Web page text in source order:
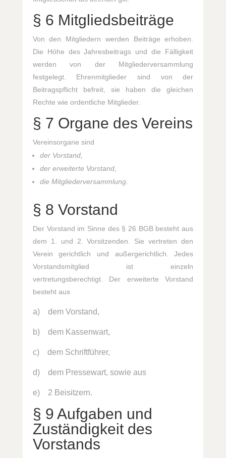
§ 6 Mitgliedsbeiträge
Von den Mitgliedern werden Beiträge erhoben.
Die Höhe des Jahresbeitrags und die Fälligkeit
werden von der Mitgliederversammlung
festgelegt. Ehrenmitglieder sind von der
Beitragspflicht befreit, sie haben die gleichen
Rechte wie ordentliche Mitglieder.
§ 7 Organe des Vereins
Vereinsorgane sind
der Vorstand,
der erweiterte Vorstand,
die Mitgliederversammlung.
§ 8 Vorstand
Der Vorstand im Sinne des § 26 BGB besteht aus
dem 1. und 2. Vorsitzenden. Sie vertreten den
Verein gerichtlich und außergerichtlich. Jedes
Vorstandsmitglied ist einzeln
vertretungsberechtigt. Der erweiterte Vorstand
besteht aus
a) dem Vorstand,
b) dem Kassenwart,
c) dem Schriftführer,
d) dem Pressewart, sowie aus
e) 2 Beisitzern.
§ 9 Aufgaben und
Zuständigkeit des
Vorstands